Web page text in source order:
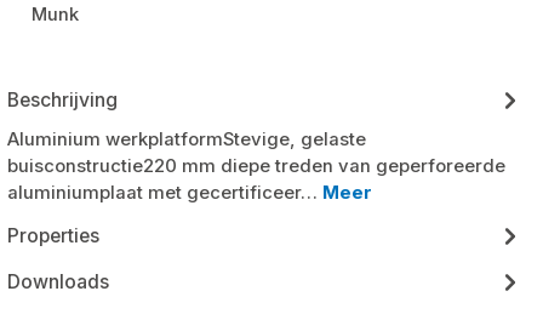
Munk
Beschrijving
Aluminium werkplatformStevige, gelaste
buisconstructie220 mm diepe treden van geperforeerde
aluminiumplaat met gecertificeer… Meer
Properties
Downloads